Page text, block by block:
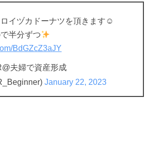
ロイヅカドーナツを頂きます☺
半分ずつ
BdGZcZ3aJY
夫婦で資産形成
January 22, 2023